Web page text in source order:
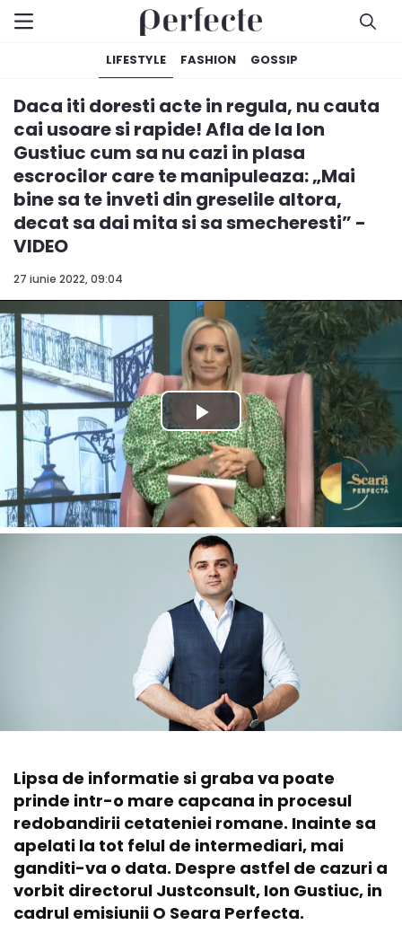
LIFESTYLE FASHION GOSSIP
27 iunie 2022, 09:04
Daca iti doresti acte in regula, nu cauta
cai usoare si rapide! Afla de la Ion
Gustiuc cum sa nu cazi in plasa
escrocilor care te manipuleaza: „Mai
bine sa te inveti din greselile altora,
decat sa dai mita si sa smecheresti” -
VIDEO
Lipsa de informatie si graba va poate
prinde intr-o mare capcana in procesul
redobandirii cetateniei romane. Inainte sa
apelati la tot felul de intermediari, mai
ganditi-va o data. Despre astfel de cazuri a
vorbit directorul Justconsult, Ion Gustiuc, in
cadrul emisiunii O Seara Perfecta.